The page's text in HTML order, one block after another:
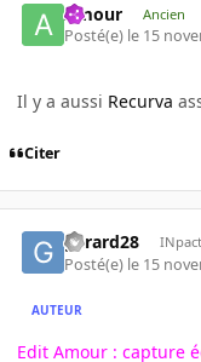
Amour Ancien
Posté(e) le 15
Il y a aussi Recurva
Citer
gerard28
Posté(e) le 15
AUTEUR
Edit Amour : capture